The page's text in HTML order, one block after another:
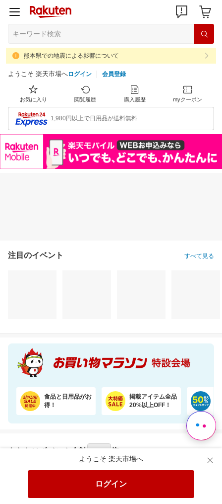
熊本県での地震による影響について
ようこそ 楽天市場へログイン 会員登録
お気に入り 閲覧履歴 購入履歴 myクーポン
1,980円以上で日用品が送料無料
ようこそ 楽天市場へ
ログイン
注目のイベント すべて見る
食品と日用品がお
得！
掲載アイテム全品
20%以上OFF！
あなたはポイント 合計 倍